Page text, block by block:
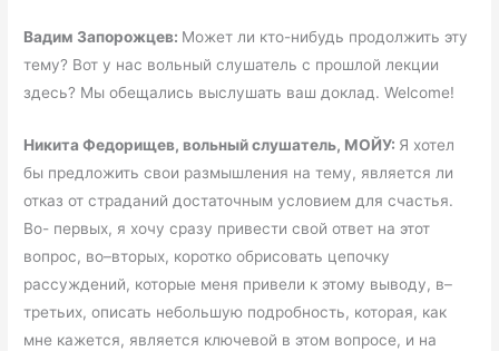
Вадим Запорожцев: Может ли кто-нибудь продолжить эту
тему? Вот у нас вольный слушатель с прошлой лекции
здесь? Мы обещались выслушать ваш доклад. Welcome!
Никита Федорищев, вольный слушатель, МОЙУ: Я хотел
бы предложить свои размышления на тему, является ли
отказ от страданий достаточным условием для счастья.
Во- первых, я хочу сразу привести свой ответ на этот
вопрос, во–вторых, коротко обрисовать цепочку
рассуждений, которые меня привели к этому выводу, в–
третьих, описать небольшую подробность, которая, как
мне кажется, является ключевой в этом вопросе, и на